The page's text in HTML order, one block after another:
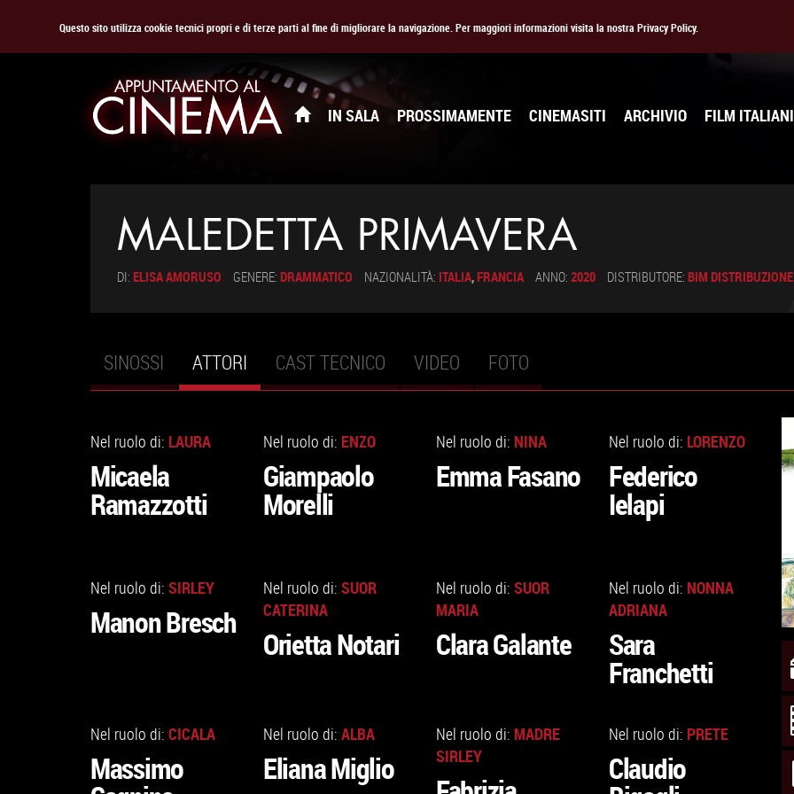
Questo sito utilizza cookie tecnici propri e di terze parti al fine di migliorare la navigazione. Per maggiori informazioni visita la nostra Privacy Policy.
IN SALA PROSSIMAMENTE CINEMASITI ARCHIVIO FILM ITALIANI
MALEDETTA PRIMAVERA
DI: ELISA AMORUSO GENERE: DRAMMATICO NAZIONALITÀ: ITALIA,FRANCIA ANNO: 2020 DISTRIBUTORE: BIM DISTRIBUZIONE
Schede primarie
SINOSSI ATTORI (SCHEDA
ATTIVA)
CAST TECNICO VIDEO FOTO
Nel ruolo di: LAURA
Micaela
Ramazzotti
Nel ruolo di: ENZO
Giampaolo
Morelli
Nel ruolo di: NINA
Emma Fasano
Nel ruolo di: LORENZO
Federico
Ielapi
Nel ruolo di: SIRLEY
Manon Bresch
Nel ruolo di: SUOR
CATERINA
Orietta Notari
Nel ruolo di: SUOR
MARIA
Clara Galante
Nel ruolo di: NONNA
ADRIANA
Sara
Franchetti
Nel ruolo di: CICALA
Massimo
Nel ruolo di: ALBA
Eliana Miglio
Nel ruolo di: MADRE
SIRLEY
Nel ruolo di: PRETE
Claudio